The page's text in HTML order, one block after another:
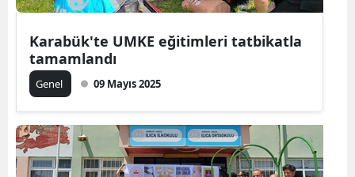
Karabük'te UMKE eğitimleri tatbikatla
tamamlandı
Genel 09 Mayıs 2025